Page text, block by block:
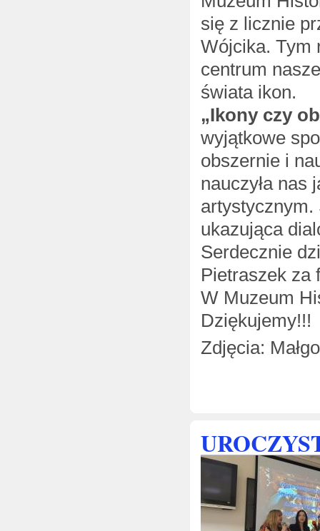
się z licznie
Wójcika. Tym
centrum
świata ikon.
„Ikony czy
wyjątkowe
obszernie i
nauczyła
artystycznym.
ukazująca
Serdecznie
Pietraszek za
W Muzeum
Dziękujemy!!!
Zdjęcia: